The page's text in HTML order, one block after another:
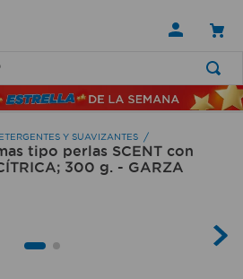
Y SUAVIZANTES
tipo perlas SCENT con
300 g. - GARZA